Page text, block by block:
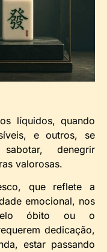
líquidos, quando
e outros, se
denegrir
valorosas.
que reflete a
emocional, nos
óbito ou o
dedicação,
estar passando